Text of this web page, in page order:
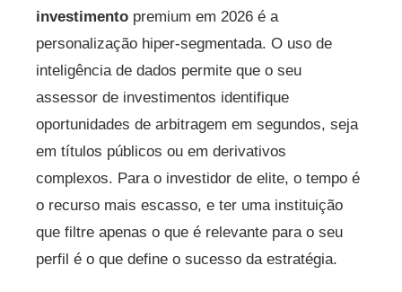
investimento premium em 2026 é a
personalização hiper-segmentada. O uso de
inteligência de dados permite que o seu
assessor de investimentos identifique
oportunidades de arbitragem em segundos, seja
em títulos públicos ou em derivativos
complexos. Para o investidor de elite, o tempo é
o recurso mais escasso, e ter uma instituição
que filtre apenas o que é relevante para o seu
perfil é o que define o sucesso da estratégia.